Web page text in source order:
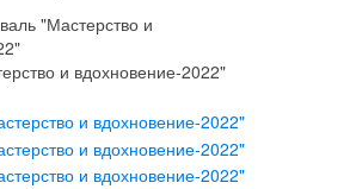
"Мастерство и
и вдохновение-2022"